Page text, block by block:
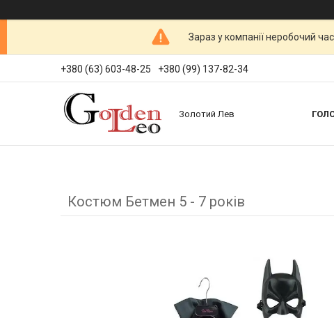
Зараз у компанії неробочий
+380 (63) 603-48-25 +380 (99) 137-82-34
Золотий Лев
Костюм Бетмен 5 - 7 років